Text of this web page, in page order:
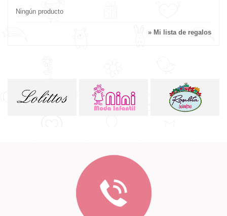
Ningún producto
» Mi lista de regalos